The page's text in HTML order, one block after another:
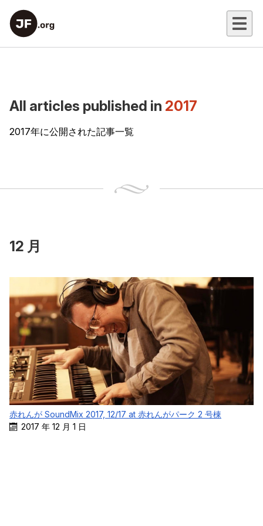
All articles published in 2017
2017年に公開された記事一覧
12 月
赤れんが SoundMix 2017, 12/17 at 赤れんがパーク 2 号棟
2017 年 12 月 1 日